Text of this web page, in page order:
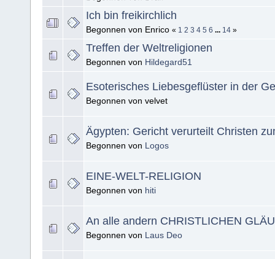
Ich bin freikirchlich
Begonnen von Enrico « 1 2 3 4 5 6 ... 14 »
Treffen der Weltreligionen
Begonnen von Hildegard51
Esoterisches Liebesgeflüster in der
Begonnen von velvet
Ägypten: Gericht verurteilt Christen
Begonnen von Logos
EINE-WELT-RELIGION
Begonnen von hiti
An alle andern CHRISTLICHEN
Begonnen von Laus Deo